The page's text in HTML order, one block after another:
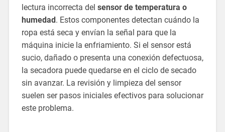
lectura incorrecta del sensor de temperatura o
humedad. Estos componentes detectan cuándo la
ropa está seca y envían la señal para que la
máquina inicie la enfriamiento. Si el sensor está
sucio, dañado o presenta una conexión defectuosa,
la secadora puede quedarse en el ciclo de secado
sin avanzar. La revisión y limpieza del sensor
suelen ser pasos iniciales efectivos para solucionar
este problema.